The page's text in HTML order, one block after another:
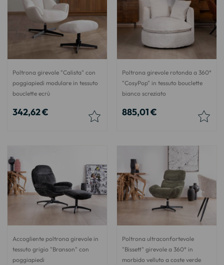
Poltrona girevole "Calista" con
poggiapiedi modulare in tessuto
bouclette ecrù
342,62 €
Poltrona girevole rotonda a 360°
"CosyPop" in tessuto bouclette
bianco screziato
885,01 €
Accogliente poltrona girevole in
tessuto grigio "Branson" con
poggiapiedi
Poltrona ultraconfortevole
"Bissett" girevole a 360° in
morbido velluto a coste verde